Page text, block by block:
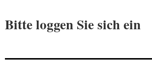
Bitte loggen Sie sich ein